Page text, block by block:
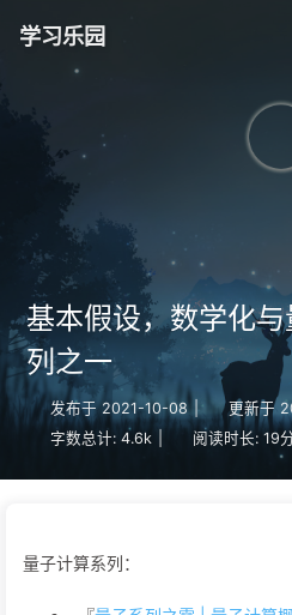
学习乐园
基本假设，数学化
列之一
发布于 2021-10-08 更新于
字数总计: 4.6k 阅读时长: 19
量子计算系列：